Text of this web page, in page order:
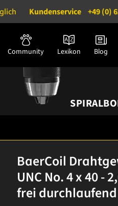
Kundenservice +49 (0)
Community Lexikon Blog
BaerCoil
UNC No. 4 x 40 -
frei durchlaufend